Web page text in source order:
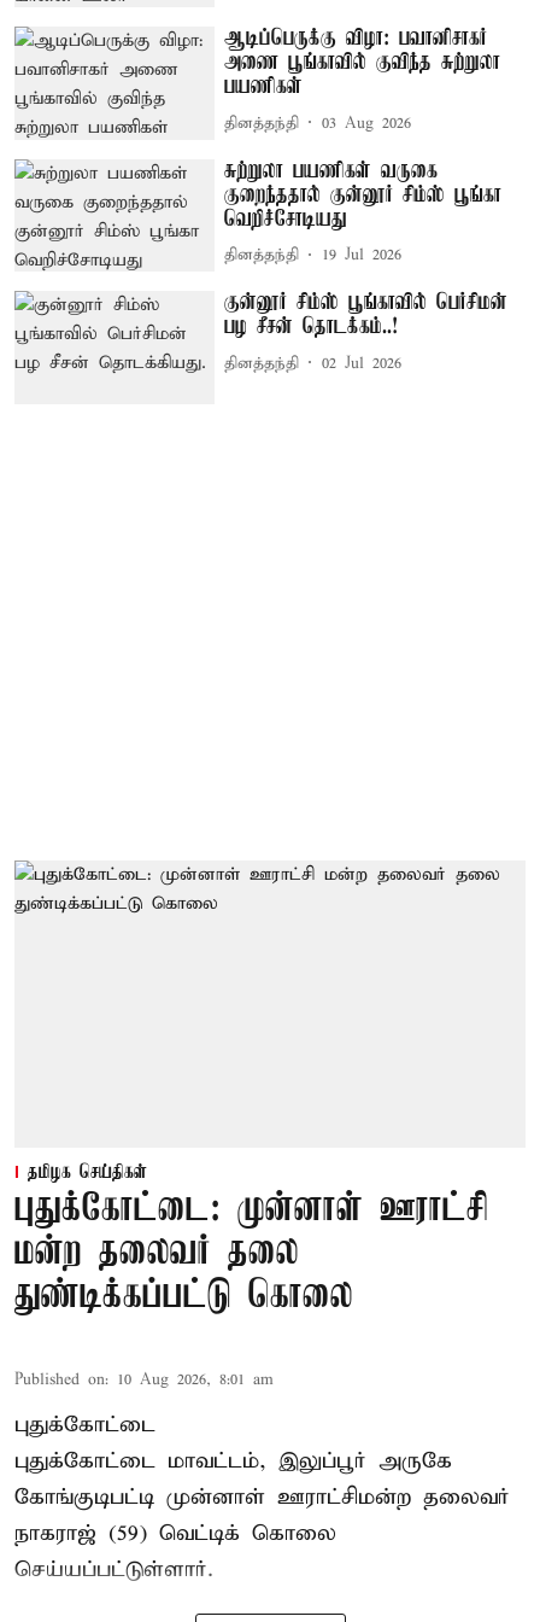
ஆடிப்பெருக்கு விழா: பவானிசாகர்
அணை பூங்காவில் குவிந்த சுற்றுலா
பயணிகள்
தினத்தந்தி 03 Aug 2026
சுற்றுலா பயணிகள் வருகை
குறைந்ததால் குன்னூர் சிம்ஸ் பூங்கா
வெறிச்சோடியது
தினத்தந்தி 19 Jul 2026
குன்னூர் சிம்ஸ் பூங்காவில் பெர்சிமன்
பழ சீசன் தொடக்கம்..!
தினத்தந்தி 02 Jul 2026
தமிழக செய்திகள்
புதுக்கோட்டை: முன்னாள் ஊராட்சி
மன்ற தலைவர் தலை
துண்டிக்கப்பட்டு கொலை
Published on: 10 Aug 2026, 8:01 am
புதுக்கோட்டை
புதுக்கோட்டை மாவட்டம், இலுப்பூர் அருகே
கோங்குடிபட்டி முன்னாள் ஊராட்சிமன்ற தலைவர்
நாகராஜ் (59) வெட்டிக் கொலை
செய்யப்பட்டுள்ளார்.